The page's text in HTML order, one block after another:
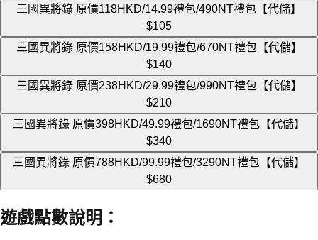
三國異將錄 原價118HKD/14.99禮包/490NT禮包【代儲】
$105
三國異將錄 原價158HKD/19.99禮包/670NT禮包【代儲】
$140
三國異將錄 原價238HKD/29.99禮包/990NT禮包【代儲】
$210
三國異將錄 原價398HKD/49.99禮包/1690NT禮包【代儲】
$340
三國異將錄 原價788HKD/99.99禮包/3290NT禮包【代儲】
$680
遊戲點數說明 ：